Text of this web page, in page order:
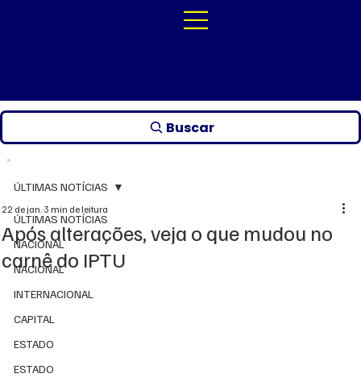
Buscar
ÚLTIMAS NOTÍCIAS
NACIONAL
NACIONAL
INTERNACIONAL
CAPITAL
ESTADO
ESTADO
ÚLTIMAS NOTÍCIAS
Após alterações, veja o que mudou no
carnê do IPTU
22 de jan.3 min de leitura